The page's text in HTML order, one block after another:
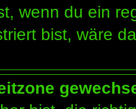
wenn du ein
bist, wäre